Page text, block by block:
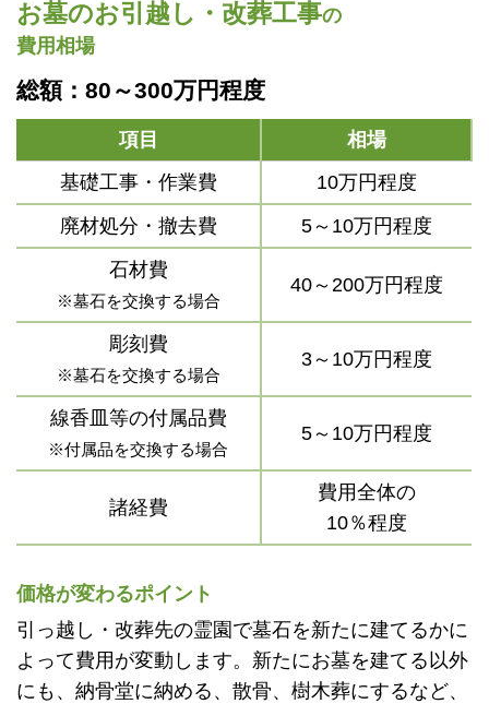
お墓のお引越し・改葬工事の
費用相場
総額：80～300万円程度
項目
相場
基礎工事・作業費
10万円程度
廃材処分・撤去費
5～10万円程度
石材費
※墓石を交換する場合
40～200万円程度
彫刻費
※墓石を交換する場合
3～10万円程度
線香皿等の付属品費
※付属品を交換する場合
5～10万円程度
諸経費
費用全体の
10％程度
価格が変わるポイント
引っ越し・改葬先の霊園で墓石を新たに建てるかに
よって費用が変動します。新たにお墓を建てる以外
にも、納骨堂に納める、散骨、樹木葬にするなど、